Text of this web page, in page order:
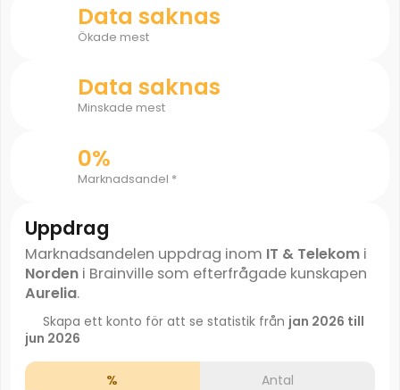
Data saknas
Ökade mest
Data saknas
Minskade mest
0%
Marknadsandel *
Uppdrag
Marknadsandelen uppdrag inom IT & Telekomi
Nordeni Brainville som efterfrågade kunskapen
Aurelia.
Skapa ett konto för att se statistik från jan 2026 till
jun 2026
% Antal